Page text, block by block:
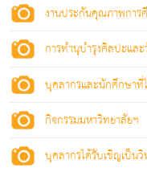
งานประกันคุณภาพการ
การทำนุบำรุงศิลปะแล
บุคลากรและนักศึกษาที่
กิจกรรมมหาวิทยาลัยฯ
บุคลากรได้รับเชิญเป็น